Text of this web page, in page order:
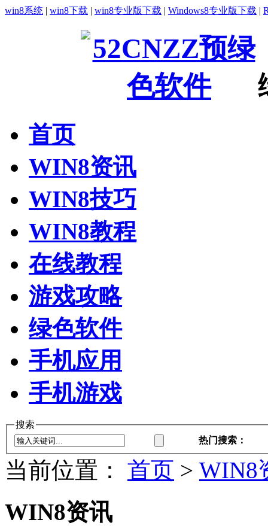
win8系统 | win8下载 | win8专业版下载 | Windows8专业版下载 |
首页
WIN8资讯
WIN8技巧
WIN8教程
在线教程
游戏攻略
绿色软件
手机应用
手机游戏
搜索
热门搜索：
当前位置： 首页 > WIN8
WIN8资讯